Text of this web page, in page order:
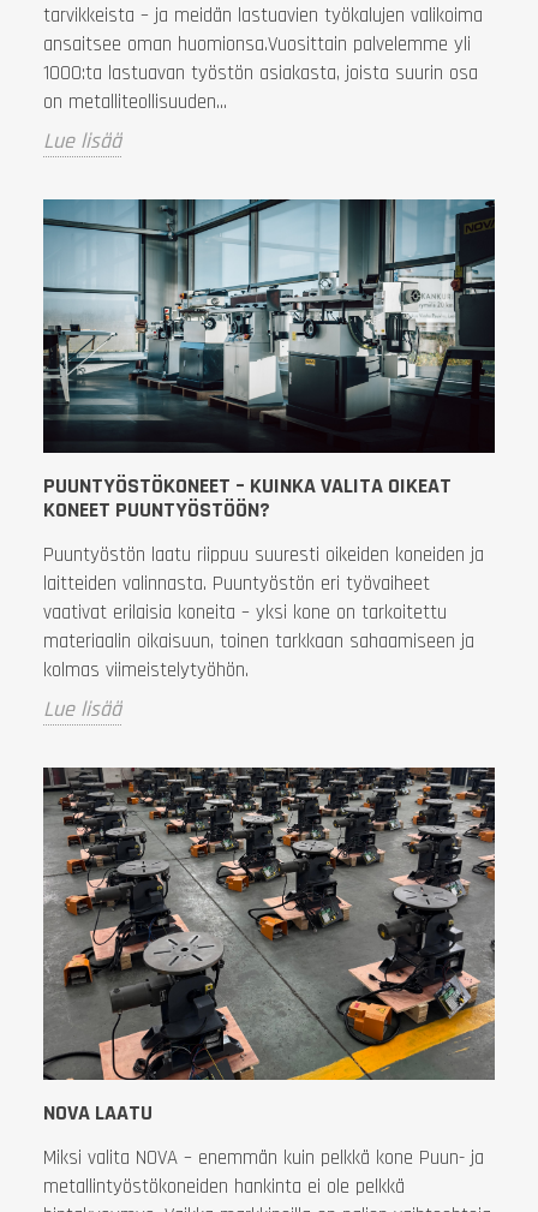
tarvikkeista – ja meidän lastuavien työkalujen valikoima
ansaitsee oman huomionsa.Vuosittain palvelemme yli
1000:ta lastuavan työstön asiakasta, joista suurin osa
on metalliteollisuuden...
Lue lisää
PUUNTYÖSTÖKONEET – KUINKA VALITA OIKEAT
KONEET PUUNTYÖSTÖÖN?
Puuntyöstön laatu riippuu suuresti oikeiden koneiden ja
laitteiden valinnasta. Puuntyöstön eri työvaiheet
vaativat erilaisia koneita – yksi kone on tarkoitettu
materiaalin oikaisuun, toinen tarkkaan sahaamiseen ja
kolmas viimeistelytyöhön.
Lue lisää
NOVA LAATU
Miksi valita NOVA – enemmän kuin pelkkä kone Puun- ja
metallintyöstökoneiden hankinta ei ole pelkkä